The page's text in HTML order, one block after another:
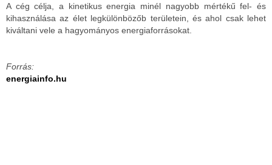
A cég célja, a kinetikus energia minél nagyobb mértékű fel- és
kihasználása az élet legkülönbözőb területein, és ahol csak lehet
kiváltani vele a hagyományos energiaforrásokat.
Forrás:
energiainfo.hu